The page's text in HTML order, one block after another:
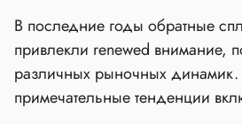
В последние годы обратные
привлекли renewed внимание,
различных рыночных
примечательные тенденции